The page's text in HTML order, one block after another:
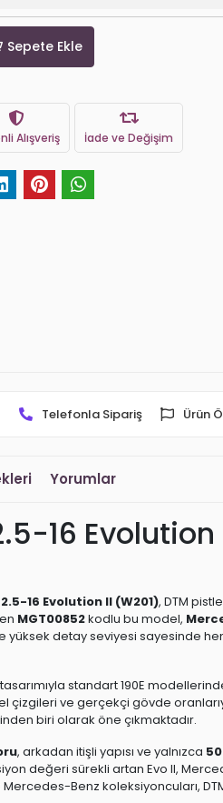
Sepete Ekle
Alışveriş İade ve Değişim
Telefonla Sipariş Ürün
Yorumlar
16
16 Evolution II (W201), DTM
MGT00852kodlu bu model,
yüksek detay seviyesi sayesinde
standart 190E
çizgileri ve gerçekçi gövde
biri olarak öne çıkmaktadır.
, arkadan itişli yapısı ve yalnızca
değeri sürekli artan Evo II,
Benz koleksiyoncuları,